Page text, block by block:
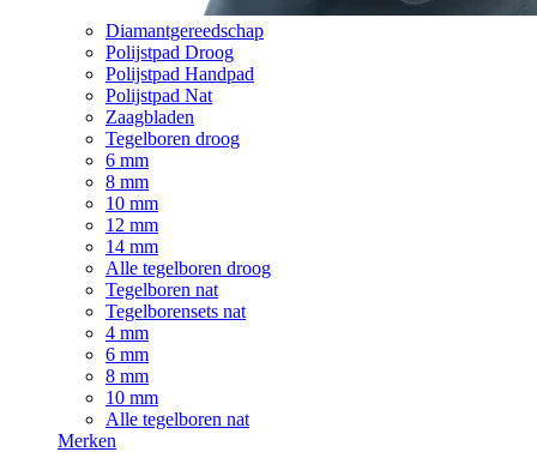
Diamantgereedschap
Polijstpad Droog
Polijstpad Handpad
Polijstpad Nat
Zaagbladen
Tegelboren droog
6 mm
8 mm
10 mm
12 mm
14 mm
Alle tegelboren droog
Tegelboren nat
Tegelborensets nat
4 mm
6 mm
8 mm
10 mm
Alle tegelboren nat
Merken